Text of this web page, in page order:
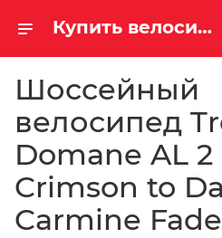
Купить велосипед для шоссе Trek Domane AL 2 Gen 4 Crimson to Dark Carmine Fade на за 148680.00000000 рублей в Саратове и Энгельсе
Шоссейный
велосипед
Domane AL 2
Crimson to
Carmine Fade